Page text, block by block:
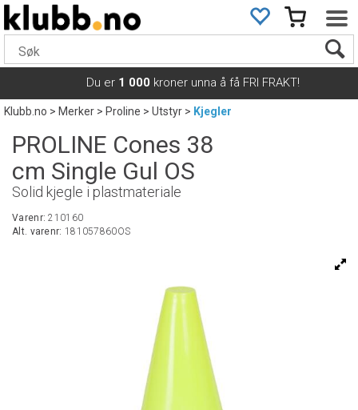
Du er 1 000 kroner unna å få FRI FRAKT!
Klubb.no>Merker>Proline>Utstyr> Kjegler
PROLINE Cones 38
cm Single Gul OS
Solid kjegle i plastmateriale
Varenr:210160
Alt. varenr: 181057860OS